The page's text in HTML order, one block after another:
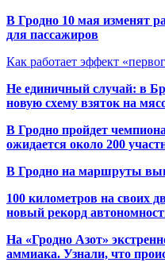
В Гродно 10 мая изменят
для пассажиров
Как работает эффект
Не единичный случай: в
новую схему взяток на
В Гродно пройдет
ожидается около 200
В Гродно на маршруты
100 километров на своих
новый рекорд
На «Гродно Азот»
аммиака. Узнали, что